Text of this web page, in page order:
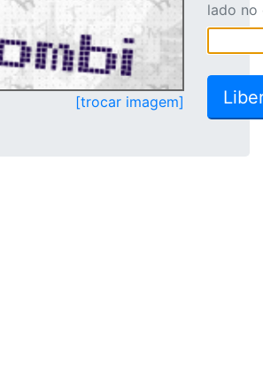
[trocar imagem]
lado no